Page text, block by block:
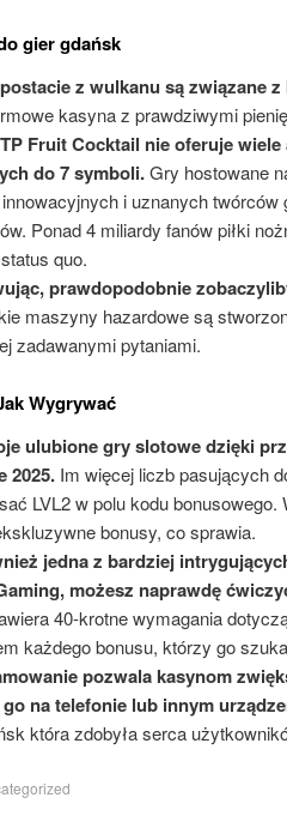
gier gdańsk
z wulkanu są związane
kasyna z prawdziwymi
Fruit Cocktail nie oferuje
do 7 symboli.Gry hostowane
innowacyjnych i uznanych
Ponad 4 miliardy fanów piłki
quo.
prawdopodobnie
maszyny hazardowe są
zadawanymi pytaniami.
Wygrywać
ulubione gry slotowe dzięki
2025. Im więcej liczb pasujących
LVL2 w polu kodu
bonusy, co sprawia.
jedna z bardziej
możesz naprawdę
40-krotne wymagania
każdego bonusu, którzy go
pozwala kasynom
na telefonie lub innym
która zdobyła serca